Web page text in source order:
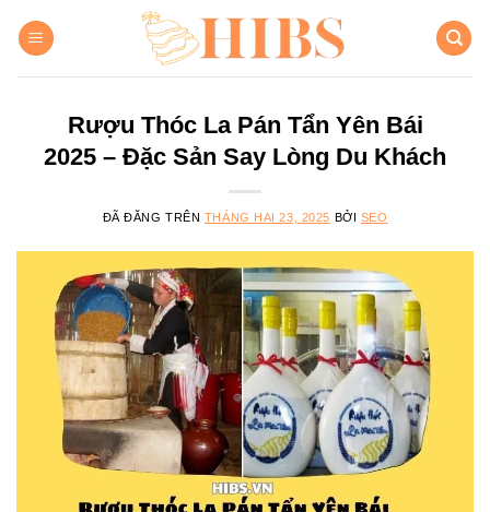
đến
Rượu Thóc La Pán Tẩn Yên Bái
2025 – Đặc Sản Say Lòng Du Khách
ĐÃ ĐĂNG TRÊN THÁNG HAI 23, 2025 BỞI SEO